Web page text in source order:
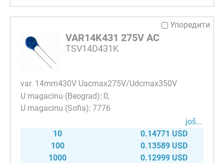
Упоредити
VAR14K431 275V AC
TSV14D431K
var. 14mm430V Uacmax275V/Udcmax350V
0
7776
јоš...
10
0.14771 USD
100
0.13589 USD
1000
0.12999 USD